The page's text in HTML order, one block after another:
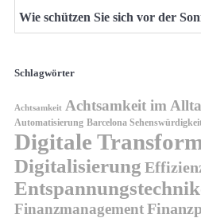
Wie schützen Sie sich vor der
Schlagwörter
Achtsamkeit Achtsamkeit im
Automatisierung Barcelona
Digitale
Digitalisierung
Finanzmanagement